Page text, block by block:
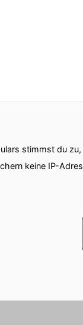
stimmst du
keine IP-